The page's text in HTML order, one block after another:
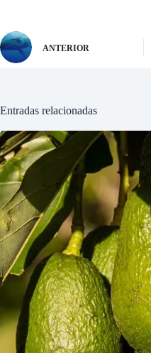
ANTERIOR
Entradas relacionadas